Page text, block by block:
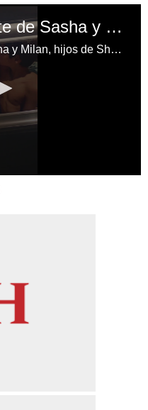
"Acróstico": El aporte de Sasha y Milan, hijos de Shakira, a la nueva canción de la colombiana
"Acróstico": El aporte de Sasha y Milan, hijos de Shakira, a la nueva canción de la colombiana